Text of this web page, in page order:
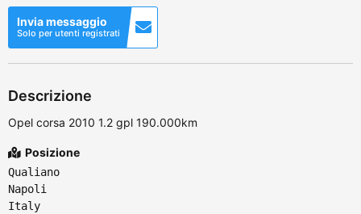
Invia messaggio
Solo per utenti registrati
Descrizione
Opel corsa 2010 1.2 gpl 190.000km
Posizione
Qualiano
Napoli
Italy